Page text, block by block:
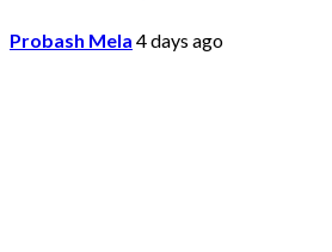
Probash Mela 4 days ago